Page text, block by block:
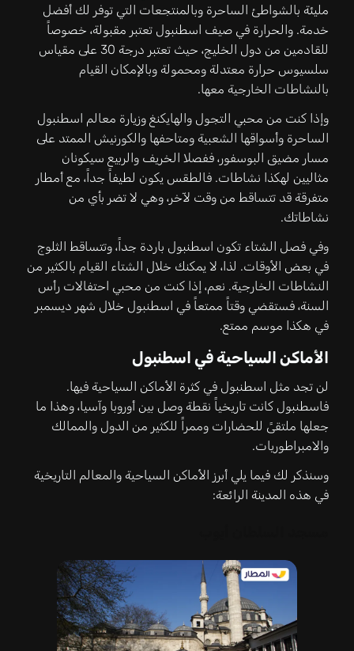
مليئة بالشواطئ الساحرة وبالمنتجعات التي توفر لك أفضل
خدمة. والحرارة في صيف اسطنبول تعتبر مقبولة، خصوصاً
للقادمين من دول الخليج، حيث تعتبر درجة 30 على مقياس
سلسيوس حرارة معتدلة ومحمولة وبالإمكان القيام
بالنشاطات الخارجية معها.
وإذا كنت من محبي التجول والهايكنغ وزيارة معالم اسطنبول
الساحرة وأسواقها الشعبية ومتاحفها والكورنيش الممتد على
مسار مضيق البوسفور، ففصلا الخريف والربيع سيكونان
مثاليين لهكذا نشاطات. فالطقس يكون لطيفاً جداً، مع أمطار
متفرقة قد تتساقط من وقت لآخر، وهي لا تضر بأي من
نشاطاتك.
وفي فصل الشتاء تكون اسطنبول باردة جداً، وتتساقط الثلوج
في بعض الأوقات. لذا، لا يمكنك خلال الشتاء القيام بالكثير من
النشاطات الخارجية. نعم، إذا كنت من محبي احتفالات رأس
السنة، فستقضي وقتاً ممتعاً في اسطنبول خلال شهر ديسمبر
في هكذا موسم ممتع.
الأماكن السياحية في اسطنبول
لن تجد مثل اسطنبول في كثرة الأماكن السياحية فيها.
فاسطنبول كانت تاريخياً نقطة وصل بين أوروبا وآسيا، وهذا ما
جعلها ملتقىً للحضارات وممراً للكثير من الدول والممالك
والامبراطوريات.
وسنذكر لك فيما يلي أبرز الأماكن السياحية والمعالم التاريخية
في هذه المدينة الرائعة: